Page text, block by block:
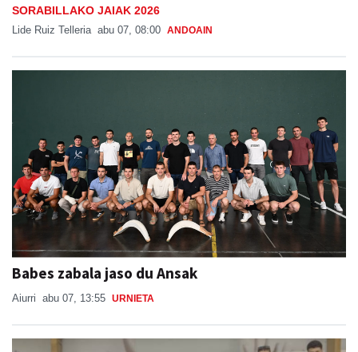
SORABILLAKO JAIAK 2026
Lide Ruiz Telleria abu 07, 08:00 ANDOAIN
Babes zabala jaso du Ansak
Aiurri abu 07, 13:55 URNIETA